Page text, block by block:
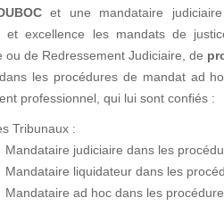
et une mandataire
et excellence les mandats de
ou de Redressement Judiciaire, de
les procédures de mandat ad
professionnel, qui lui sont confiés :
Tribunaux :
Mandataire judiciaire dans les
Mandataire liquidateur dans les
Mandataire ad hoc dans les